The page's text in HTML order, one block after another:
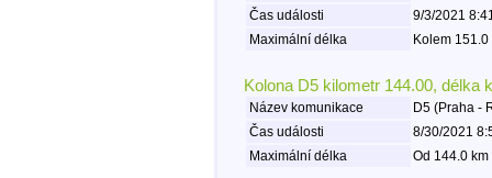
Čas události
9/3/2021
Maximální délka
Kolem
Kolona D5 kilometr 144.00, délka
Název komunikace
D5 (Praha -
Čas události
8/30/2021
Maximální délka
Od 144.0